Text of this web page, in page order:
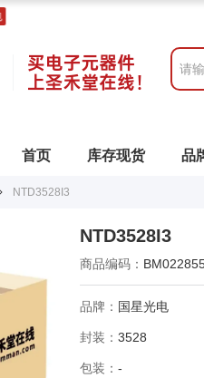
首页 库存现货 品
NTD3528I3
NTD3528I3
商品编码：
品牌： 国星光电
封装： 3528
包装： -